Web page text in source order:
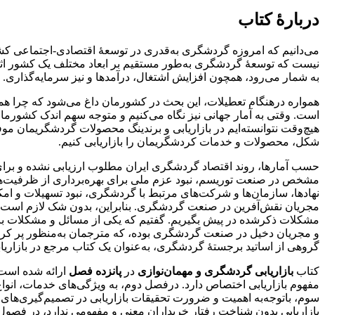
دربارۀ کتاب
نیست که توسعۀ گردشگری به‌طور مستقیم بر ابعاد مختلف یک کشور
به شمار می‌رود، همچون افزایش اشتغال، درآمدها و نیز سرمایه‌‏گذاری.
همواره درهنگام تعطیلات، این بحث در کشورمان داغ می‌شود که چرا
است. وقتی به آمار جهانی نیز نگاه می‌کنیم و متوجه سهم اندک
هیچ‌وقت نتوانسته‌ایم در بازاریابی و برندینگ محصولات گردشگریمان
شکل، محصولات و خدمات کردشگریمان را بازاریابی کنیم.
حسب آمارها، روند اقتصاد گردشگری ایران مطلوب ارزیابی نشده
مشخص در صنعت توریسم، نبود عزم ملی برای بهره‌برداری از
نهادها، سازمان‌ها و شرکت‌های مرتبط با گردشگری، نبود تسهیلات و
مجریان نقش‌آفرین در صنعت گردشگری. بنابراین، بدون شک لازم
مشکلات ذکرشده در پیش بگیریم. گفتیم که یکی از مسائل و مشکلات
و مجریان دخیل در صنعت گردشگری بوده، که مترجمان به‌منظور پر
گروهی از اساتید برجستۀ گردشگری، به‌عنوان یک کتاب مرجع در
کتاب بازاریابی گردشگری و مهمان‌نوازی در پانزده فصل ارائه شده
مفهوم بازاریابی اختصاص دارد. درفصل دوم، به ویژگی‏‌های خدمات،
سوم، باتوجه‌به اهمیت و ضرورت تحقیقات بازاریابی در
بازاریابی بدون شناخت رفتار خریداران معنی و مفهومی ندارد، در